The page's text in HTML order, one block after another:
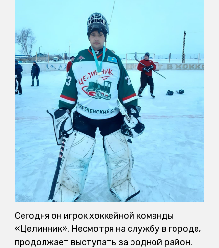
Сегодня он игрок хоккейной команды
«Целинник». Несмотря на службу в городе,
продолжает выступать за родной район.